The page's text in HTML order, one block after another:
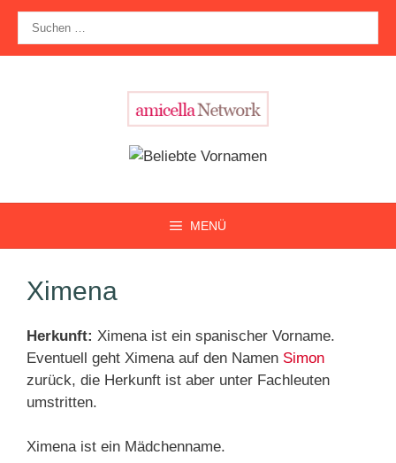
Zum
Inhalt
springen
nach:
MENÜ
Ximena
Herkunft: Ximena ist ein spanischer Vorname.
Eventuell geht Ximena auf den Namen Simon
zurück, die Herkunft ist aber unter Fachleuten
umstritten.
Ximena ist ein Mädchenname.